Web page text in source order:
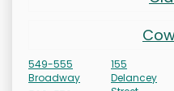
549-555
Broadway
155
Delancey